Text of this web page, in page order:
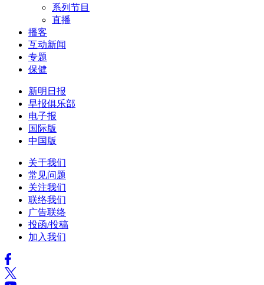
系列节目
直播
播客
互动新闻
专题
保健
新明日报
早报俱乐部
电子报
国际版
中国版
关于我们
常见问题
关注我们
联络我们
广告联络
投函/投稿
加入我们